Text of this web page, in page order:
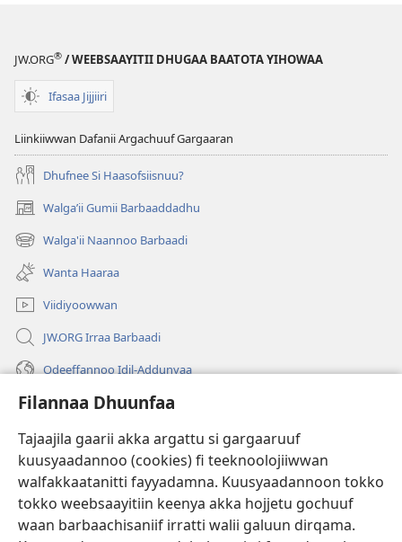
Filannaa Dhuunfaa
Tajaajila gaarii akka argattu si gargaaruuf
kuusyaadannoo (cookies) fi teeknoolojiiwwan
walfakkaatanitti fayyadamna. Kuusyaadannoon tokko
tokko weebsaayitiin keenya akka hojjetu gochuuf
waan barbaachisaniif irratti walii galuun dirqama.
JW.ORG® / WEEBSAAYITII DHUGAA BAATOTA YIHOWAA
Ifasaa Jijjiiri
Liinkiiwwan Dafanii Argachuuf Gargaaran
Dhufnee Si Haasofsiisnuu?
Walgaʼii Gumii Barbaaddadhu
(opens
new
window)
Walga'ii Naannoo Barbaadi
(opens
new
window)
Wanta Haaraa
Viidiyoowwan
JW.ORG Irraa Barbaadi
Odeeffannoo Idil-Addunyaa
Gargaarsa
Buusii
(opens
window)"LAAYIBRARII INTARNEETIIRRAA"
(opens
new
®